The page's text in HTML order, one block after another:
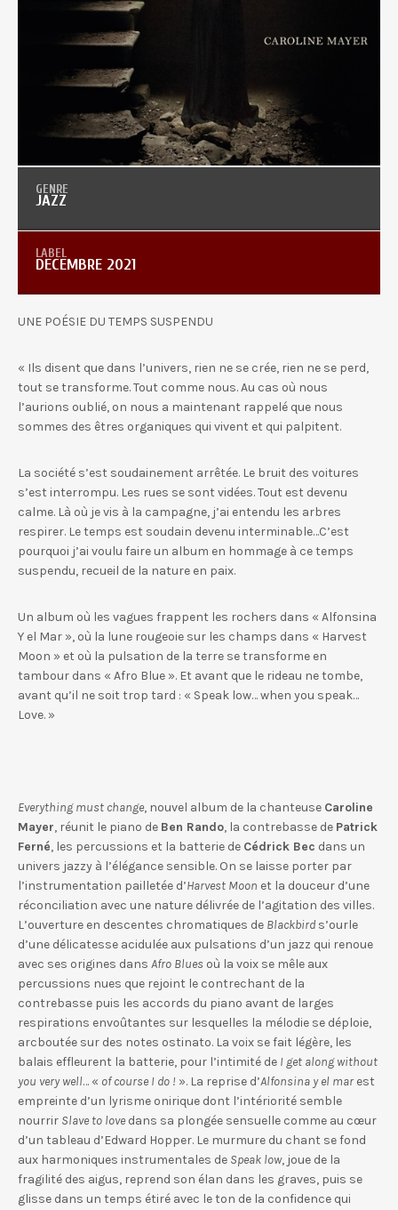
JAZZ
DECEMBRE 2021
UNE POÉSIE DU TEMPS SUSPENDU
« Ils disent que dans l’univers, rien ne se crée, rien ne se perd,
tout se transforme. Tout comme nous.Au cas où nous
l’aurions oublié, on nous a maintenant rappelé que nous
sommes des êtres organiques qui vivent et qui palpitent.
La société s’est soudainement arrêtée. Le bruit des voitures
s’est interrompu. Les rues se sont vidées.Tout est devenu
calme. Là où je vis à la campagne, j’ai entendu les arbres
respirer. Le temps est soudain devenu interminable…C’est
pourquoi j’ai voulu faire un album en hommage à ce temps
suspendu, recueil de la nature en paix.
Un album où les vagues frappent les rochers dans « Alfonsina
Y el Mar », où la lune rougeoie sur les champs dans « Harvest
Moon » et où la pulsation de la terre se transforme en
tambour dans « Afro Blue ». Et avant que le rideau ne tombe,
avant qu’il ne soit trop tard : « Speak low… when you speak…
Love. »
Everything must change, nouvel album de la chanteuse Caroline
Mayer, réunit le piano de Ben Rando, la contrebasse de Patrick
Ferné, les percussions et la batterie de Cédrick Bec dans un
univers jazzy à l’élégance sensible. On se laisse porter par
l’instrumentation pailletée d’Harvest Moon et la douceur d’une
réconciliation avec une nature délivrée de l’agitation des villes.
L’ouverture en descentes chromatiques de Blackbird s’ourle
d’une délicatesse acidulée aux pulsations d’un jazz qui renoue
avec ses origines dans Afro Blues où la voix se mêle aux
percussions nues que rejoint le contrechant de la
contrebasse puis les accords du piano avant de larges
respirations envoûtantes sur lesquelles la mélodie se déploie,
arcboutée sur des notes ostinato. La voix se fait légère, les
balais effleurent la batterie, pour l’intimité de I get along without
you very well… « of course I do ! ». La reprise d’Alfonsina y el mar est
empreinte d’un lyrisme onirique dont l’intériorité semble
nourrir Slave to love dans sa plongée sensuelle comme au cœur
d’un tableau d’Edward Hopper. Le murmure du chant se fond
aux harmoniques instrumentales de Speak low, joue de la
fragilité des aigus, reprend son élan dans les graves, puis se
glisse dans un temps étiré avec le ton de la confidence qui